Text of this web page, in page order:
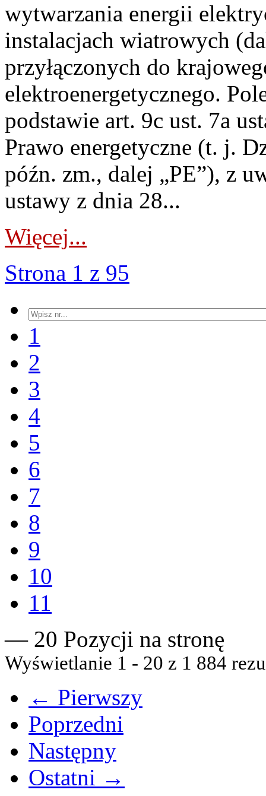
wytwarzania energii
instalacjach wiatrowych
przyłączonych do
elektroenergetycznego.
podstawie art. 9c ust. 7a
Prawo energetyczne (t. j.
późn. zm., dalej „PE”), z
ustawy z dnia 28...
Więcej...
Strona 1 z 95
1
2
3
4
5
6
7
8
9
10
11
— 20 Pozycji na stronę
Wyświetlanie 1 - 20 z 1 884
← Pierwszy
Poprzedni
Następny
Ostatni →